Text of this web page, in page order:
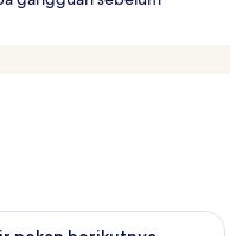
9 untuk akhir